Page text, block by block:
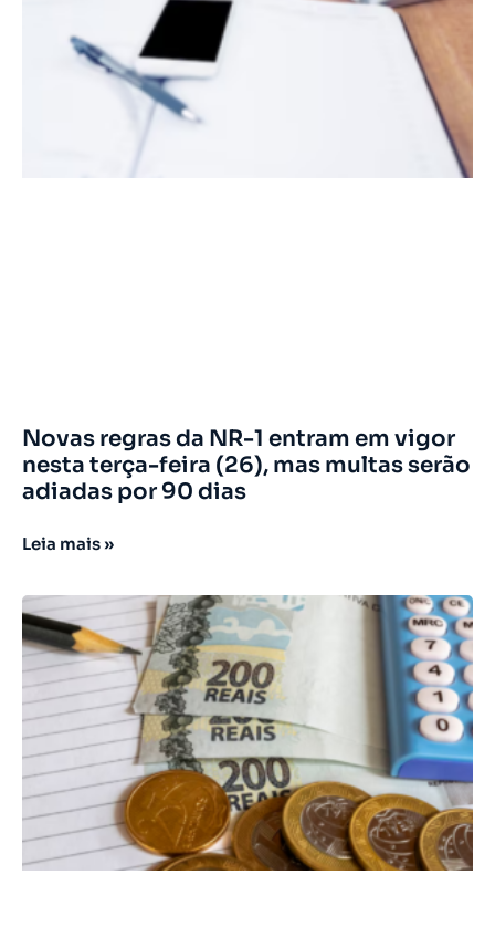
Novas regras da NR-1 entram em vigor
nesta terça-feira (26), mas multas serão
adiadas por 90 dias
Leia mais »